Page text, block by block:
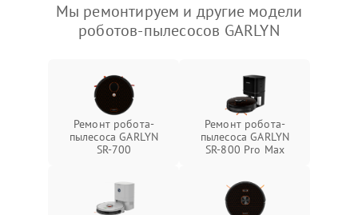
Мы ремонтируем и другие модели
роботов-пылесосов GARLYN
Ремонт робота-
пылесоса GARLYN
SR-700
Ремонт робота-
пылесоса GARLYN
SR-800 Pro Max